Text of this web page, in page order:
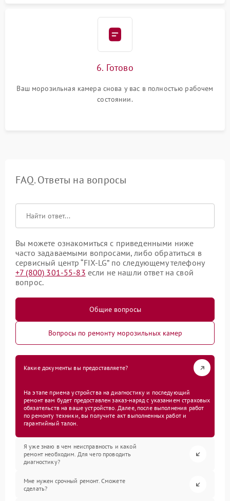
6. Готово
Ваш морозильная камера снова у вас в полностью рабочем
состоянии.
FAQ. Ответы на вопросы
Вы можете ознакомиться с приведенными ниже
часто задаваемыми вопросами, либо обратиться в
сервисный центр “FIX-LG” по следующему телефону
+7 (800) 301-55-83 если не нашли ответ на свой
вопрос.
Общие вопросы
Вопросы по ремонту морозильных камер
Какие документы вы предоставляете?
На этапе приема устройства на диагностику и последующий
ремонт вам будет предоставлен заказ-наряд с указанием страховых
обязательств на ваше устройство. Далее, после выполнения работ
по ремонту техники, вы получите акт выполненных работ и
гарантийный талон.
Я уже знаю в чем неисправность и какой
ремонт необходим. Для чего проводить
диагностику?
Мне нужен срочный ремонт. Сможете
сделать?